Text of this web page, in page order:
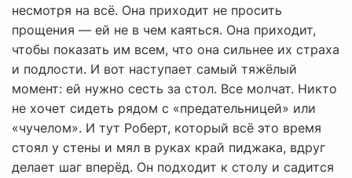
несмотря на всё. Она приходит не просить
прощения — ей не в чем каяться. Она приходит,
чтобы показать им всем, что она сильнее их страха
и подлости. И вот наступает самый тяжёлый
момент: ей нужно сесть за стол. Все молчат. Никто
не хочет сидеть рядом с «предательницей» или
«чучелом». И тут Роберт, который всё это время
стоял у стены и мял в руках край пиджака, вдруг
делает шаг вперёд. Он подходит к столу и садится